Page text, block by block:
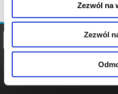
Zezwól na
Zezwól